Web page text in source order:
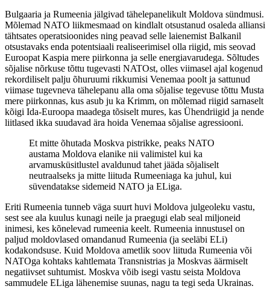
Bulgaaria ja Rumeenia jälgivad tähelepanelikult Moldova sündmusi.
Mõlemad NATO liikmesmaad on kindlalt otsustanud osaleda alliansi
tähtsates operatsioonides ning peavad selle laienemist Balkanil
otsustavaks enda potentsiaali realiseerimisel olla riigid, mis seovad
Euroopat Kaspia mere piirkonna ja selle energiavarudega. Sõltudes
sõjalise nõrkuse tõttu tugevasti NATOst, olles viimasel ajal kogenud
rekordiliselt palju õhuruumi rikkumisi Venemaa poolt ja sattunud
viimase tugevneva tähelepanu alla oma sõjalise tegevuse tõttu Musta
mere piirkonnas, kus asub ju ka Krimm, on mõlemad riigid sarnaselt
kõigi Ida-Euroopa maadega tõsiselt mures, kas Ühendriigid ja nende
liitlased ikka suudavad ära hoida Venemaa sõjalise agressiooni.
Et mitte õhutada Moskva pistrikke, peaks NATO
austama Moldova elanike nii valimistel kui ka
arvamusküsitlustel avaldunud tahet jääda sõjaliselt
neutraalseks ja mitte liituda Rumeeniaga ka juhul, kui
süvendatakse sidemeid NATO ja ELiga.
Eriti Rumeenia tunneb väga suurt huvi Moldova julgeoleku vastu,
sest see ala kuulus kunagi neile ja praegugi elab seal miljoneid
inimesi, kes kõnelevad rumeenia keelt. Rumeenia innustusel on
paljud moldovlased omandanud Rumeenia (ja seeläbi ELi)
kodakondsuse. Kuid Moldova ametlik soov liituda Rumeenia või
NATOga kohtaks kahtlemata Transnistrias ja Moskvas äärmiselt
negatiivset suhtumist. Moskva võib isegi vastu seista Moldova
sammudele ELiga lähenemise suunas, nagu ta tegi seda Ukrainas.